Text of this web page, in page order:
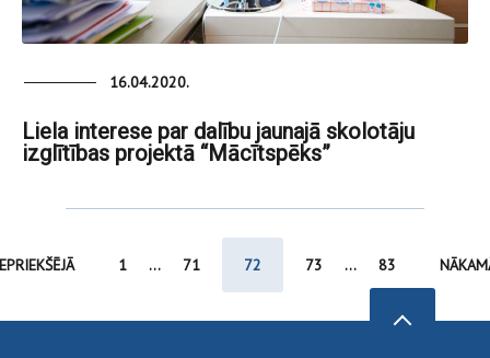
16.04.2020.
Liela interese par dalību jaunajā skolotāju
izglītības projektā “Mācītspēks”
1 ... 71 72 73 ... 83